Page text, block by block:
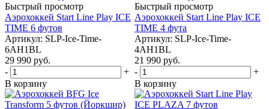
Быстрый просмотр
Аэрохоккей Start Line Play ICE
TIME 6 футов
Артикул: SLP-Ice-Time-
6AH1BL
29 990 руб.
-
+
В корзину
Быстрый просмотр
Аэрохоккей Start Line Play ICE
TIME 4 фута
Артикул: SLP-Ice-Time-
4AH1BL
21 990 руб.
-
+
В корзину